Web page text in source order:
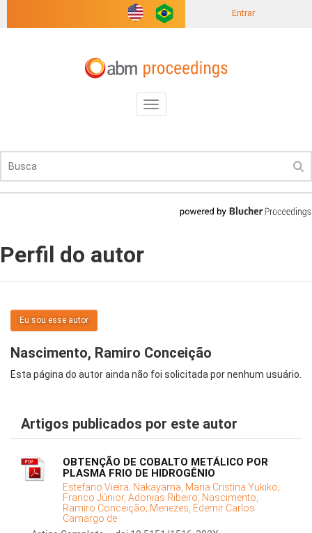
Entrar
Toggle
navigation
Perfil do autor
Eu sou esse autor
Nascimento, Ramiro Conceição
Esta página do autor ainda não foi solicitada por nenhum usuário.
Artigos publicados por este autor
OBTENÇÃO DE COBALTO METÁLICO POR
PLASMA FRIO DE HIDROGÊNIO
Estefano Vieira; Nakayama, Maria Cristina Yukiko;
Franco Júnior, Adonias Ribeiro; Nascimento,
Ramiro Conceição; Menezes, Edemir Carlos
Camargo de